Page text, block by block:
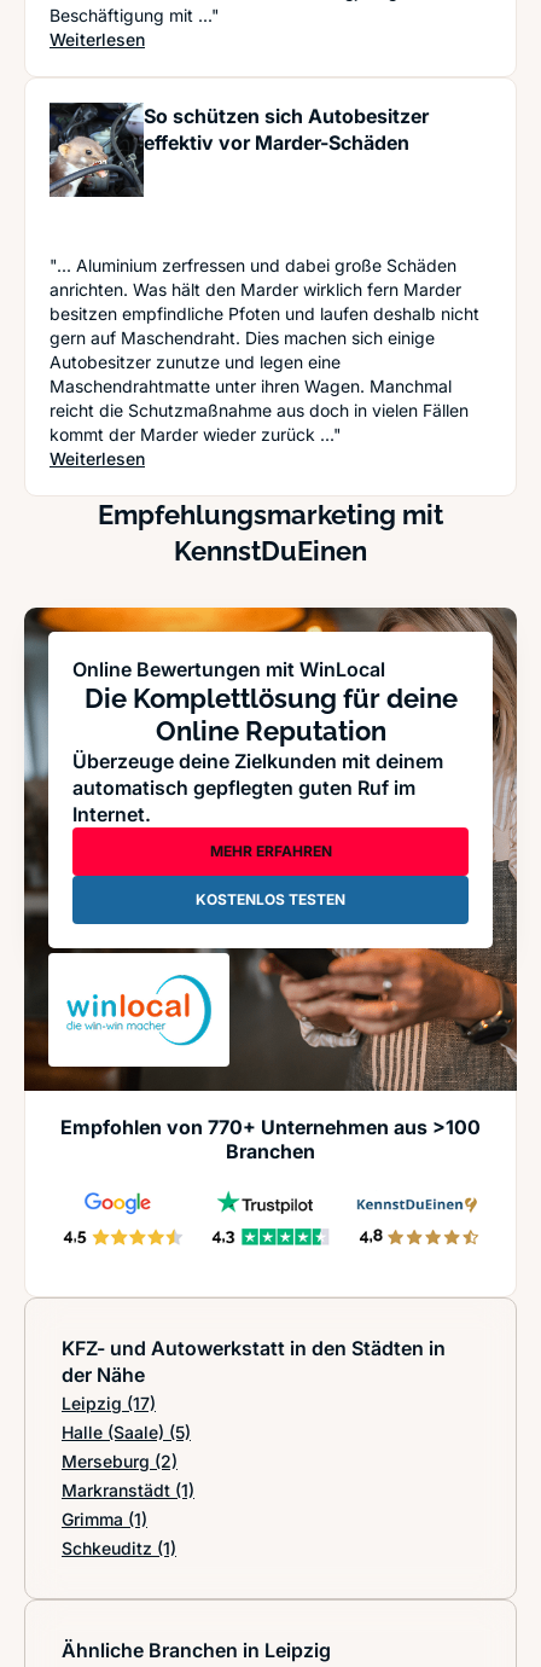
Beschäftigung mit ..."
Weiterlesen: Das Autowerkstatt A-Z für Nicht-KFZ-
So schützen sich Autobesitzer
effektiv vor Marder-Schäden
"... Aluminium zerfressen und dabei große Schäden
anrichten. Was hält den Marder wirklich fern Marder
besitzen empfindliche Pfoten und laufen deshalb nicht
gern auf Maschendraht. Dies machen sich einige
Autobesitzer zunutze und legen eine
Maschendrahtmatte unter ihren Wagen. Manchmal
reicht die Schutzmaßnahme aus doch in vielen Fällen
kommt der Marder wieder zurück ..."
Weiterlesen: So schützen sich Autobesitzer effektiv vor
Empfehlungsmarketing mit
KennstDuEinen
Online Bewertungen mit WinLocal
Die Komplettlösung für deine
Online Reputation
Überzeuge deine Zielkunden mit deinem
automatisch gepflegten guten Ruf im
Internet.
MEHR ERFAHREN
KOSTENLOS TESTEN
Empfohlen von 770+ Unternehmen aus >100
Branchen
KFZ- und Autowerkstatt in den Städten in
der Nähe
Leipzig (17)
Halle (Saale) (5)
Merseburg (2)
Markranstädt (1)
Grimma (1)
Schkeuditz (1)
Ähnliche Branchen in Leipzig